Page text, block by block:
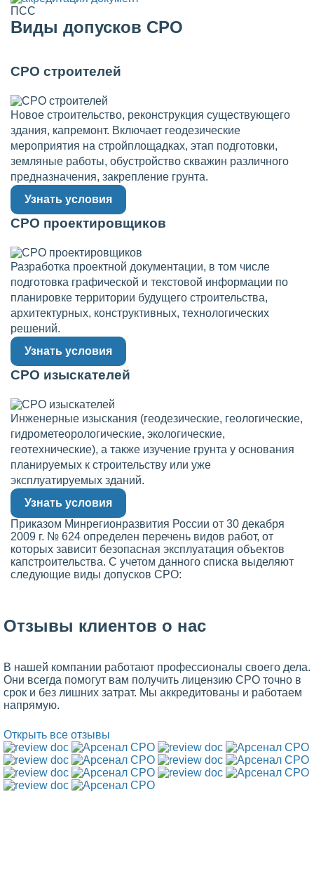
ПСС
Виды допусков СРО
СРО строителей
Новое строительство, реконструкция существующего
здания, капремонт. Включает геодезические
мероприятия на стройплощадках, этап подготовки,
земляные работы, обустройство скважин различного
предназначения, закрепление грунта.
Узнать условия
СРО проектировщиков
Разработка проектной документации, в том числе
подготовка графической и текстовой информации по
планировке территории будущего строительства,
архитектурных, конструктивных, технологических
решений.
Узнать условия
СРО изыскателей
Инженерные изыскания (геодезические, геологические,
гидрометеорологические, экологические,
геотехнические), а также изучение грунта у основания
планируемых к строительству или уже
эксплуатируемых зданий.
Узнать условия
Приказом Минрегионразвития России от 30 декабря
2009 г. № 624 определен перечень видов работ, от
которых зависит безопасная эксплуатация объектов
капстроительства. С учетом данного списка выделяют
следующие виды допусков СРО:
Отзывы клиентов о нас
В нашей компании работают профессионалы своего дела.
Они всегда помогут вам получить лицензию СРО точно в
срок и без лишних затрат. Мы аккредитованы и работаем
напрямую.
Открыть все отзывы